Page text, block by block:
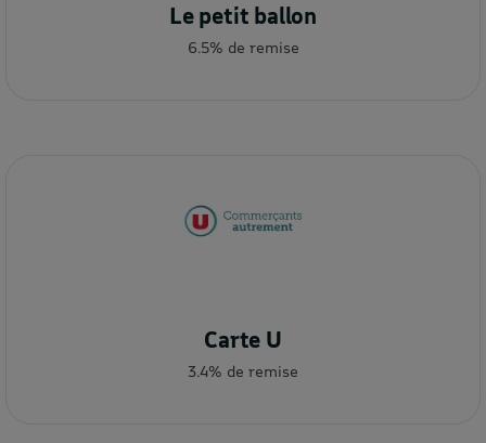
Le petit ballon
6.5% de remise
Carte U
3.4% de remise